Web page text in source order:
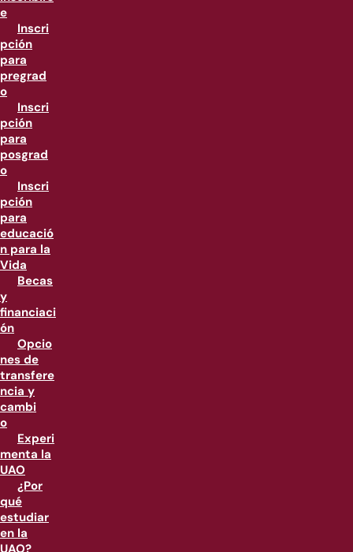
e
Inscri
pción
para
pregrad
o
Inscri
pción
para
posgrad
o
Inscri
pción
para
educació
n para la
Vida
Becas
y
financiaci
ón
Opcio
nes de
transfere
ncia y
cambi
o
Experi
menta la
UAO
¿Por
qué
estudiar
en la
UAO?